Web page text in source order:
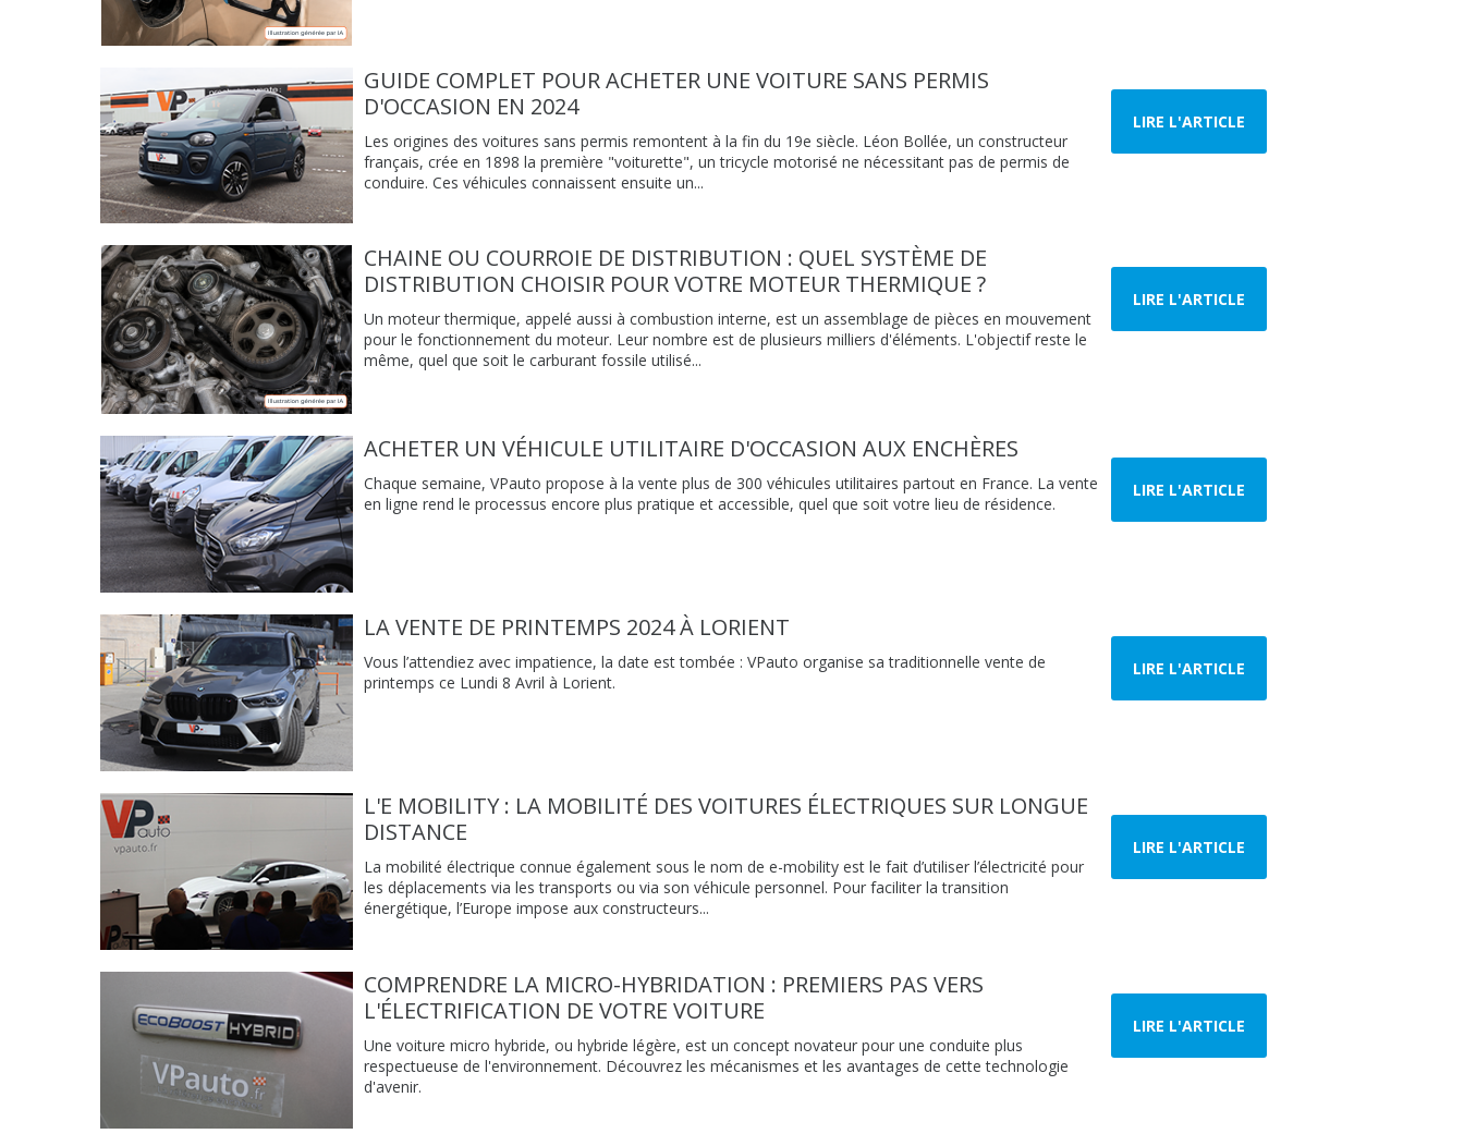
GUIDE COMPLET POUR ACHETER UNE VOITURE SANS PERMIS
D'OCCASION EN 2024
Les origines des voitures sans permis remontent à la fin du 19e siècle. Léon Bollée, un constructeur
français, crée en 1898 la première "voiturette", un tricycle motorisé ne nécessitant pas de permis de
conduire. Ces véhicules connaissent ensuite un...
LIRE L'ARTICLE
CHAINE OU COURROIE DE DISTRIBUTION : QUEL SYSTÈME DE
DISTRIBUTION CHOISIR POUR VOTRE MOTEUR THERMIQUE ?
Un moteur thermique, appelé aussi à combustion interne, est un assemblage de pièces en mouvement
pour le fonctionnement du moteur. Leur nombre est de plusieurs milliers d'éléments. L'objectif reste le
même, quel que soit le carburant fossile utilisé...
LIRE L'ARTICLE
ACHETER UN VÉHICULE UTILITAIRE D'OCCASION AUX ENCHÈRES
Chaque semaine, VPauto propose à la vente plus de 300 véhicules utilitaires partout en France. La vente
en ligne rend le processus encore plus pratique et accessible, quel que soit votre lieu de résidence.
LIRE L'ARTICLE
LA VENTE DE PRINTEMPS 2024 À LORIENT
Vous l’attendiez avec impatience, la date est tombée : VPauto organise sa traditionnelle vente de
printemps ce Lundi 8 Avril à Lorient.
LIRE L'ARTICLE
L'E MOBILITY : LA MOBILITÉ DES VOITURES ÉLECTRIQUES SUR LONGUE
DISTANCE
La mobilité électrique connue également sous le nom de e-mobility est le fait d’utiliser l’électricité pour
les déplacements via les transports ou via son véhicule personnel. Pour faciliter la transition
énergétique, l’Europe impose aux constructeurs...
LIRE L'ARTICLE
COMPRENDRE LA MICRO-HYBRIDATION : PREMIERS PAS VERS
L'ÉLECTRIFICATION DE VOTRE VOITURE
Une voiture micro hybride, ou hybride légère, est un concept novateur pour une conduite plus
respectueuse de l'environnement. Découvrez les mécanismes et les avantages de cette technologie
d'avenir.
LIRE L'ARTICLE